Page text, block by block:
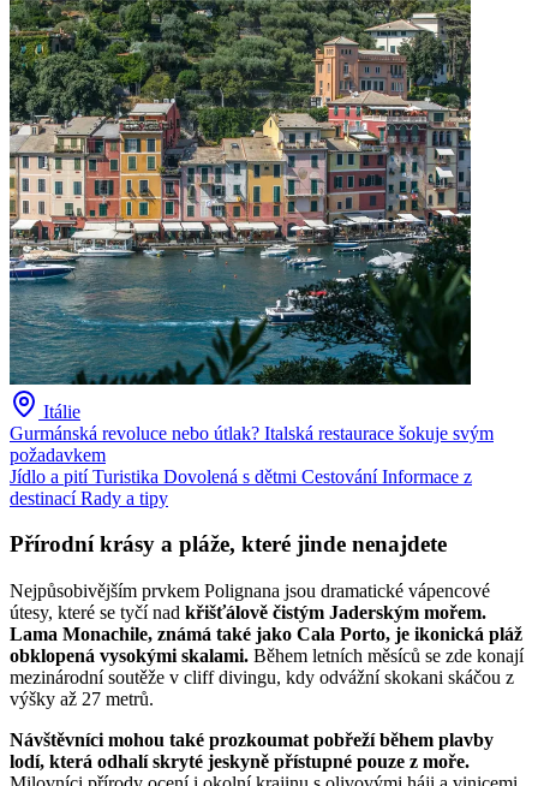
Itálie
Gurmánská revoluce nebo útlak? Italská restaurace šokuje svým
požadavkem
Jídlo a pití Turistika Dovolená s dětmi CestováníInformace z
destinací Rady a tipy
Přírodní krásy a pláže, které jinde nenajdete
Nejpůsobivějším prvkem Polignana jsou dramatické vápencové
útesy, které se tyčí nad křišťálově čistým Jaderským mořem.
Lama Monachile, známá také jako Cala Porto, je ikonická pláž
obklopená vysokými skalami. Během letních měsíců se zde konají
mezinárodní soutěže v cliff divingu, kdy odvážní skokani skáčou z
výšky až 27 metrů.
Návštěvníci mohou také prozkoumat pobřeží během plavby
lodí, která odhalí skryté jeskyně přístupné pouze z moře.